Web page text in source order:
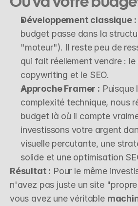
Développement classique :
budget passe dans la
"moteur"). Il reste peu de
qui fait réellement vendre : le
copywriting et le SEO.
Approche Framer : Puisque
complexité technique, nous
budget là où il compte
investissons votre argent
visuelle percutante, une
solide et une optimisation
Résultat : Pour le même
n'avez pas juste un site
vous avez une véritable